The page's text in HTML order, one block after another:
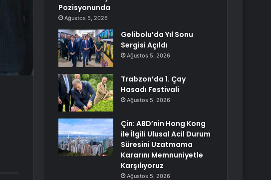
Pozisyonunda
Ağustos 5, 2026
Gelibolu’da Yıl Sonu
Sergisi Açıldı
Ağustos 5, 2026
Trabzon’da 1. Çay
Hasadı Festivali
Ağustos 5, 2026
Çin: ABD’nin Hong Kong
ile İlgili Ulusal Acil Durum
Süresini Uzatmama
Kararını Memnuniyetle
Karşılıyoruz
Ağustos 5, 2026